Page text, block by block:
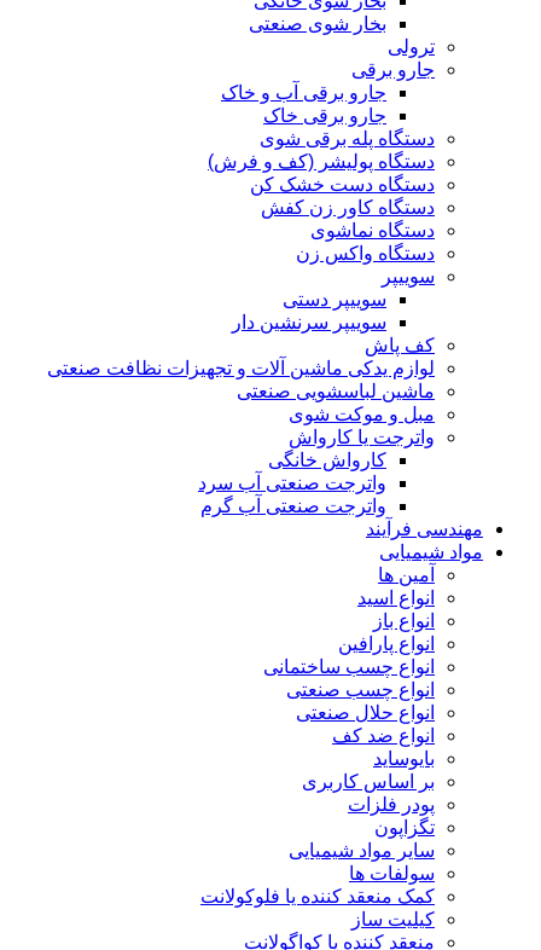
بخار شوی صنعتی
ترولی
جارو برقی
جارو برقی آب و خاک
جارو برقی خاک
دستگاه پله برقی شوی
دستگاه پولیشر (کف و فرش)
دستگاه دست خشک کن
دستگاه کاور زن کفش
دستگاه نماشوی
دستگاه واکس زن
سوییپر
سوییپر دستی
سوییپر سرنشین دار
کف پاش
لوازم یدکی ماشین آلات و تجهیزات نظافت صنعتی
ماشین لباسشویی صنعتی
مبل و موکت شوی
واترجت یا کارواش
کارواش خانگی
واترجت صنعتی آب سرد
واترجت صنعتی آب گرم
مهندسی فرآیند
مواد شیمیایی
آمین ها
انواع اسید
انواع باز
انواع پارافین
انواع چسب ساختمانی
انواع چسب صنعتی
انواع حلال صنعتی
انواع ضد کف
بایوساید
بر اساس کاربری
پودر فلزات
تگزاپون
سایر مواد شیمیایی
سولفات ها
کمک منعقد کننده یا فلوکولانت
کیلیت ساز
منعقد کننده یا کواگولانت